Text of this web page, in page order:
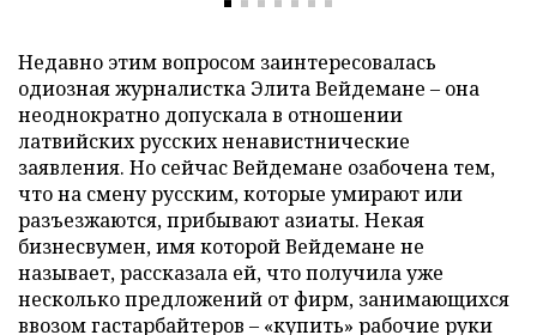
Недавно этим вопросом заинтересовалась
одиозная журналистка Элита Вейдемане – она
неоднократно допускала в отношении
латвийских русских ненавистнические
заявления. Но сейчас Вейдемане озабочена тем,
что на смену русским, которые умирают или
разъезжаются, прибывают азиаты. Некая
бизнесвумен, имя которой Вейдемане не
называет, рассказала ей, что получила уже
несколько предложений от фирм, занимающихся
ввозом гастарбайтеров – «купить» рабочие руки